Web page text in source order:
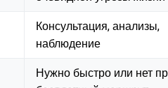
Консультация, анализы,
наблюдение
Нужно быстро или нет